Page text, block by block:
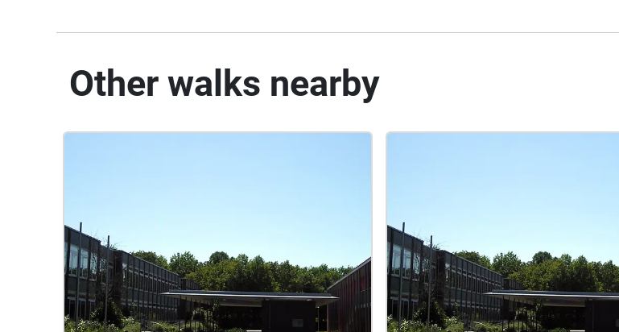
Other walks nearby